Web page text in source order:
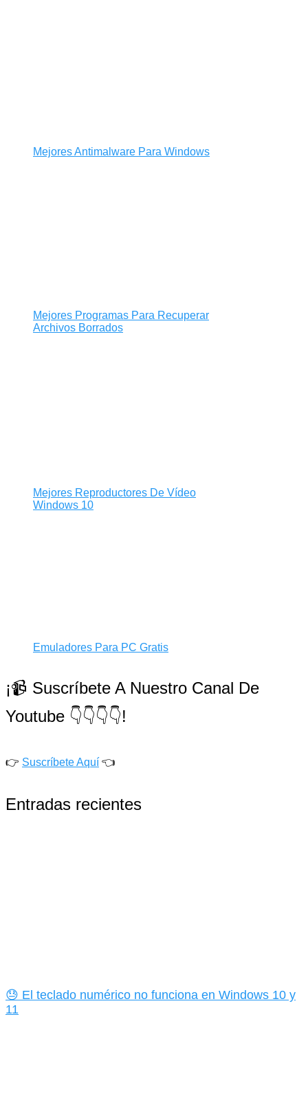
Mejores Antimalware Para Windows
Mejores Programas Para Recuperar
Archivos Borrados
Mejores Reproductores De Vídeo
Windows 10
Emuladores Para PC Gratis
¡📹 Suscríbete A Nuestro Canal De
Youtube 👇👇👇👇!
👉 Suscríbete Aquí 👈
Entradas recientes
😓 El teclado numérico no funciona en Windows 10 y
11